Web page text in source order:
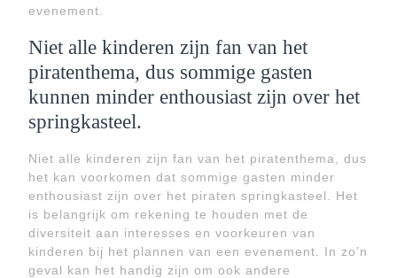
evenement.
Niet alle kinderen zijn fan van het
piratenthema, dus sommige gasten
kunnen minder enthousiast zijn over het
springkasteel.
Niet alle kinderen zijn fan van het piratenthema, dus
het kan voorkomen dat sommige gasten minder
enthousiast zijn over het piraten springkasteel. Het
is belangrijk om rekening te houden met de
diversiteit aan interesses en voorkeuren van
kinderen bij het plannen van een evenement. In zo’n
geval kan het handig zijn om ook andere